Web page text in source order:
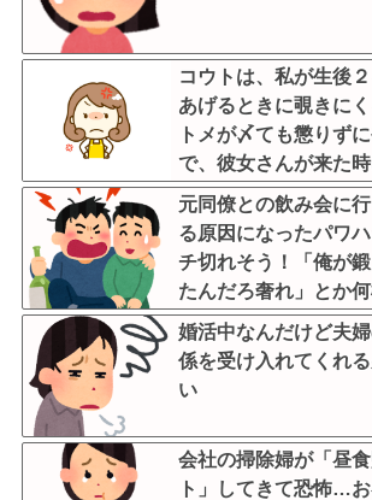
コウトは、私が生後
あげるときに覗きに
トメが〆ても懲りず
で、彼女さんが来た
毎回見たがるのよ～
女さん鬼の形相でコウ
元同僚との飲み会に
る原因になったパワ
チ切れそう！「俺が
たんだろ奢れ」とか
婚活中なんだけど夫
係を受け入れてくれ
い
会社の掃除婦が「昼
ト」してきて恐怖…